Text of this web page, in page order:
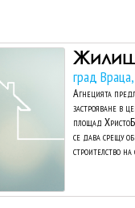
град
Агнецията
застрояване в
площад
се дава срещу
строителство